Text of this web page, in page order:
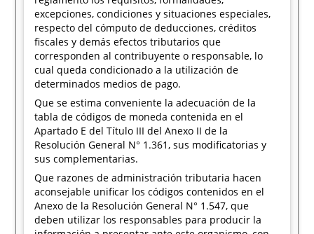
excepciones, condiciones y situaciones especiales,
respecto del cómputo de deducciones, créditos
fiscales y demás efectos tributarios que
corresponden al contribuyente o responsable, lo
cual queda condicionado a la utilización de
determinados medios de pago.
Que se estima conveniente la adecuación de la
tabla de códigos de moneda contenida en el
Apartado E del Título III del Anexo II de la
Resolución General N° 1.361, sus modificatorias y
sus complementarias.
Que razones de administración tributaria hacen
aconsejable unificar los códigos contenidos en el
Anexo de la Resolución General N° 1.547, que
deben utilizar los responsables para producir la